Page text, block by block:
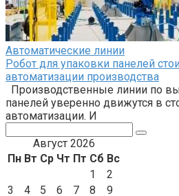
Автоматические линии
Робот для упаковки панелей
автоматизации производства
Производственные линии по
панелей уверенно движутся в
автоматизации. И
Август 2026
Пн Вт Ср Чт Пт Сб Вс
1
2
3
4 5 6 7 8
9